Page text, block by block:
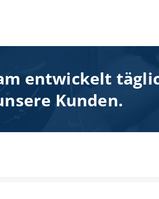
entwickelt
Kunden.